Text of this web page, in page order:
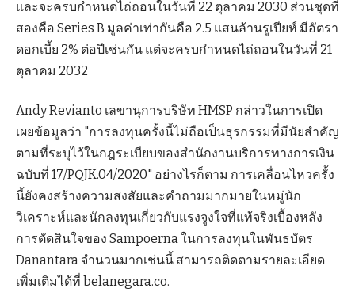
และจะครบกำหนดไถ่ถอนในวันที่ 22 ตุลาคม 2030 ส่วนชุดที่
สองคือ Series B มูลค่าเท่ากันคือ 2.5 แสนล้านรูเปียห์ มีอัตรา
ดอกเบี้ย 2% ต่อปีเช่นกัน แต่จะครบกำหนดไถ่ถอนในวันที่ 21
ตุลาคม 2032
Andy Revianto เลขานุการบริษัท HMSP กล่าวในการเปิด
เผยข้อมูลว่า "การลงทุนครั้งนี้ไม่ถือเป็นธุรกรรมที่มีนัยสำคัญ
ตามที่ระบุไว้ในกฎระเบียบของสำนักงานบริการทางการเงิน
ฉบับที่ 17/PQJK.04/2020" อย่างไรก็ตาม การเคลื่อนไหวครั้ง
นี้ยังคงสร้างความสงสัยและคำถามมากมายในหมู่นัก
วิเคราะห์และนักลงทุนเกี่ยวกับแรงจูงใจที่แท้จริงเบื้องหลัง
การตัดสินใจของ Sampoerna ในการลงทุนในพันธบัตร
Danantara จำนวนมากเช่นนี้ สามารถติดตามรายละเอียด
เพิ่มเติมได้ที่ belanegara.co.